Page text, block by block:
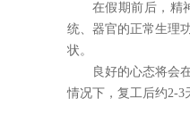
在假期前后，精
统、器官的正常生理
状。
良好的心态将会
情况下，复工后约2-3